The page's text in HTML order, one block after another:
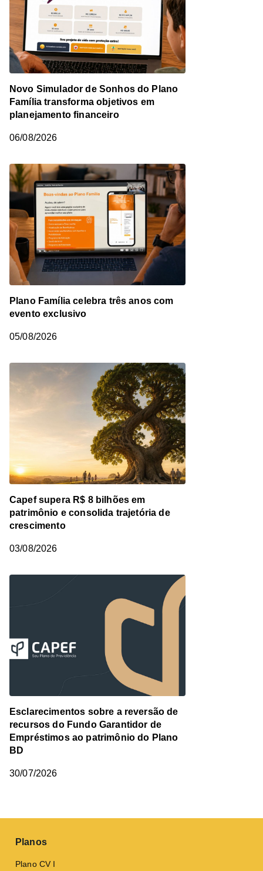
Novo Simulador de Sonhos do Plano
Família transforma objetivos em
planejamento financeiro
06/08/2026
Plano Família celebra três anos com
evento exclusivo
05/08/2026
Capef supera R$ 8 bilhões em
patrimônio e consolida trajetória de
crescimento
03/08/2026
Esclarecimentos sobre a reversão de
recursos do Fundo Garantidor de
Empréstimos ao patrimônio do Plano
BD
30/07/2026
Planos
Plano CV I